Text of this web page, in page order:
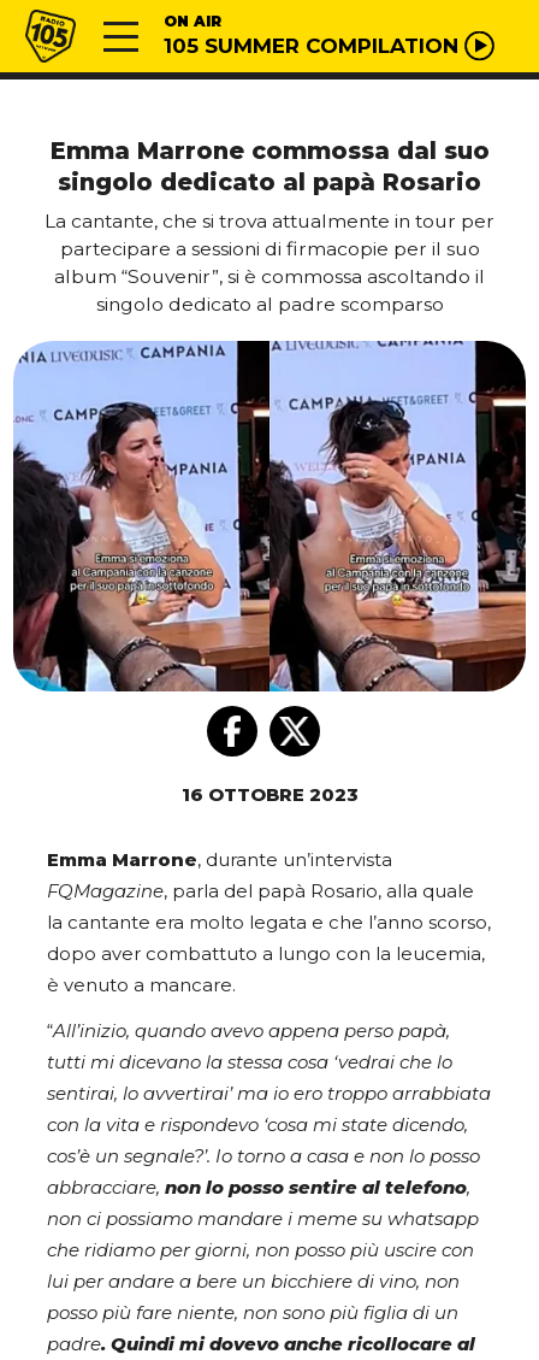
Vai al contenuto
Radio 105 ON AIR
105 SUMMER COMPILATION
Emma Marrone commossa dal suo
singolo dedicato al papà Rosario
La cantante, che si trova attualmente in tour per
partecipare a sessioni di firmacopie per il suo
album “Souvenir”, si è commossa ascoltando il
singolo dedicato al padre scomparso
16 OTTOBRE 2023
Emma Marrone, durante un’intervista
FQMagazine, parla del papà Rosario, alla quale
la cantante era molto legata e che l’anno scorso,
dopo aver combattuto a lungo con la leucemia,
è venuto a mancare.
“All’inizio, quando avevo appena perso papà,
tutti mi dicevano la stessa cosa ‘vedrai che lo
sentirai, lo avvertirai’ ma io ero troppo arrabbiata
con la vita e rispondevo ‘cosa mi state dicendo,
cos’è un segnale?’. Io torno a casa e non lo posso
abbracciare, non lo posso sentire al telefono,
non ci possiamo mandare i meme su whatsapp
che ridiamo per giorni, non posso più uscire con
lui per andare a bere un bicchiere di vino, non
posso più fare niente, non sono più figlia di un
padre. Quindi mi dovevo anche ricollocare al